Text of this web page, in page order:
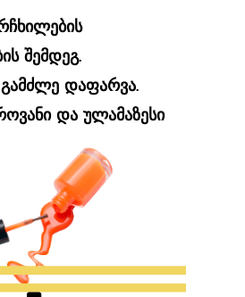
შემდეგ.
დაფარვა.
და ულამაზესი